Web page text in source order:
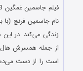
نام جاسمین فرنچ
زندگی می‌کند. در
از جمله همسرش هال
است را از دست